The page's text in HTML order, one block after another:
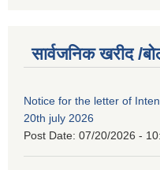
सार्वजनिक खरीद /
Notice for the letter of
20th july 2026
Post Date: 07/20/2026 -